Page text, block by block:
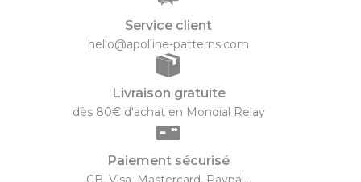
Service client
hello@apolline-patterns.com
Livraison gratuite
dès 80€ d'achat en Mondial Relay
Paiement sécurisé